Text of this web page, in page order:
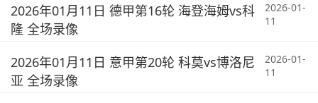
2026年01月11日 德甲第16轮 海登海姆vs科
隆 全场录像
2026-01-
11
2026年01月11日 意甲第20轮 科莫vs博洛尼
亚 全场录像
2026-01-
11